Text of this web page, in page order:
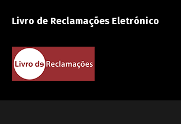
Livro de Reclamações Eletrónico